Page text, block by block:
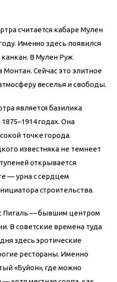
считается кабаре Мулен
Именно здесь появился
В Мулен Руж
Сейчас это элитное
веселья и свободы.
является базилика
годах. Она
точке города.
известняка не темнеет
открывается
— урна с сердцем
строительства.
Пигаль — бывшим центром
В советские времена туда
здесь эротические
рестораны. Именно
«Буйон», где можно